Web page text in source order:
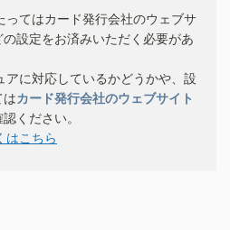
ってはカード発行会社のウェブサ
設定をお済みいただく必要があ
アに対応しているかどうかや、設
はカード発行会社のウェブサイト
ください。
はこちら